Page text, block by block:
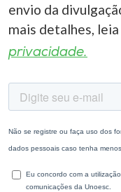
envio da
mais detalhes, leia
privacidade.